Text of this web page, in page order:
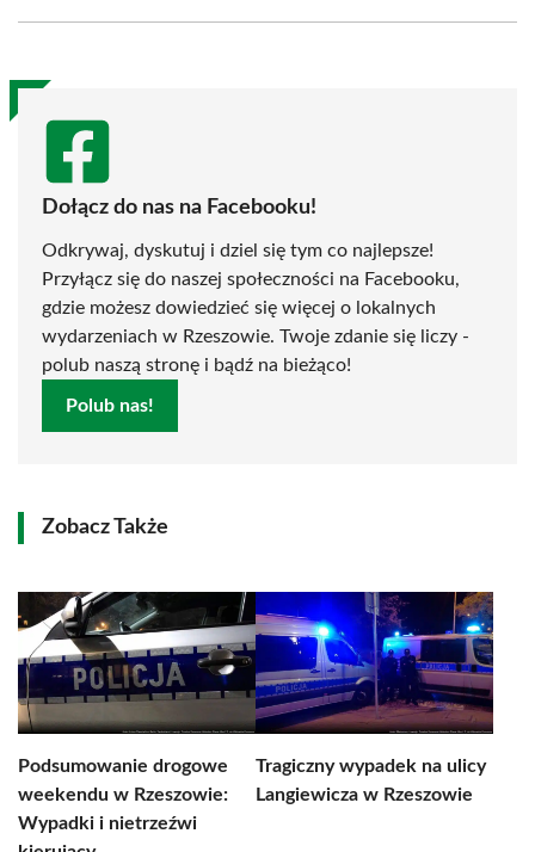
(Twitter)
Dołącz do nas na Facebooku!
Odkrywaj, dyskutuj i dziel się tym co najlepsze!
Przyłącz się do naszej społeczności na Facebooku,
gdzie możesz dowiedzieć się więcej o lokalnych
wydarzeniach w Rzeszowie. Twoje zdanie się liczy -
polub naszą stronę i bądź na bieżąco!
Polub nas!
Zobacz Także
Podsumowanie drogowe
weekendu w Rzeszowie:
Wypadki i nietrzeźwi
Tragiczny wypadek na ulicy
Langiewicza w Rzeszowie